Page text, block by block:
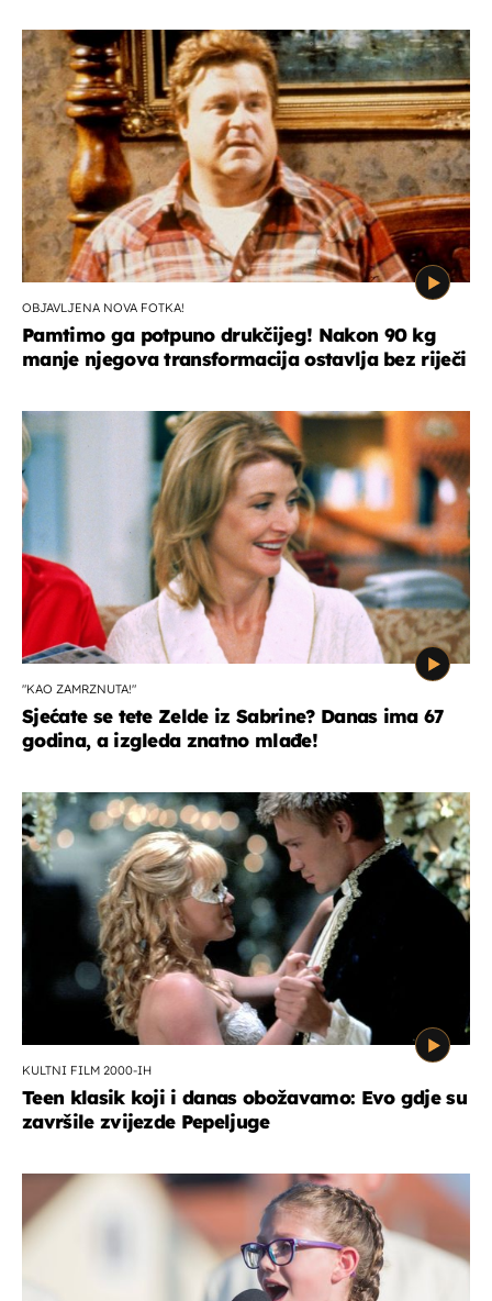
OBJAVLJENA NOVA FOTKA!
Pamtimo ga potpuno drukčijeg! Nakon 90 kg
manje njegova transformacija ostavlja bez riječi
"KAO ZAMRZNUTA!"
Sjećate se tete Zelde iz Sabrine? Danas ima 67
godina, a izgleda znatno mlađe!
KULTNI FILM 2000-IH
Teen klasik koji i danas obožavamo: Evo gdje su
završile zvijezde Pepeljuge